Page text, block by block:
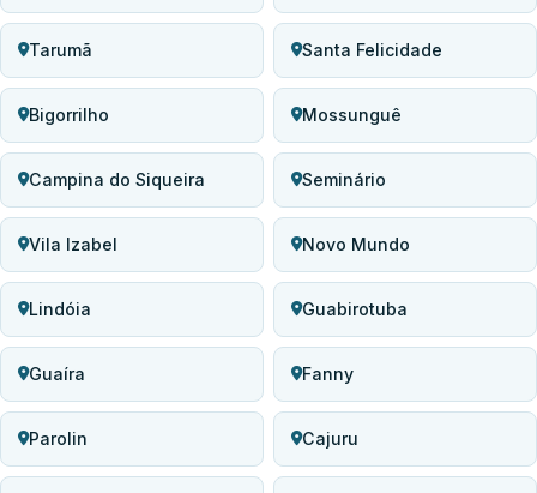
Tarumã Santa Felicidade
Bigorrilho Mossunguê
Campina do Siqueira Seminário
Vila Izabel Novo Mundo
Lindóia Guabirotuba
Guaíra Fanny
Parolin Cajuru